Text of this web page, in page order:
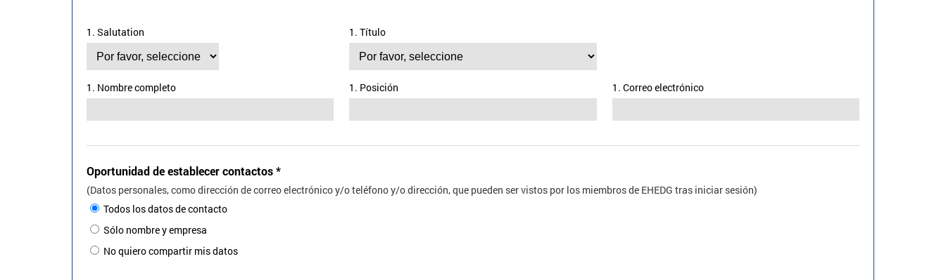
1. Salutation 1. Título
1. Nombre completo 1. Posición 1. Correo electrónico
Oportunidad de establecer contactos*
(Datos personales, como dirección de correo electrónico y/o teléfono y/o dirección, que pueden ser vistos por los miembros de EHEDG tras iniciar sesión)
Todos los datos de contacto
Sólo nombre y empresa
No quiero compartir mis datos